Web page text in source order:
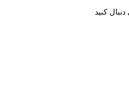
کنید